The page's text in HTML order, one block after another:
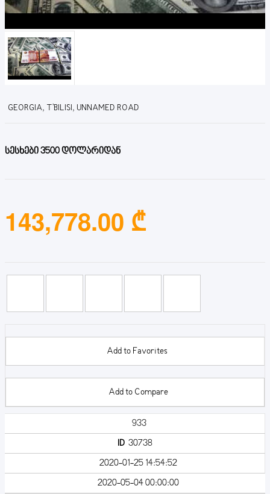
GEORGIA, T'BILISI, UNNAMED ROAD
სესხები 3500 დოლარიდან
143,778.00 ₾
Add to Favorites
Add to Compare
933
ID30738
2020-01-25 14:54:52
2020-05-04 00:00:00